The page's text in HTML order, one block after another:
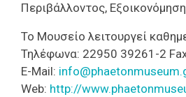
Περιβάλλοντος,
Το Μουσείο λειτουργεί
Τηλέφωνα: 22950 39261-2
E-Mail:
Web: http://